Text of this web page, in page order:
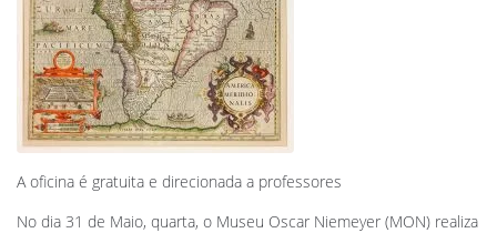
A oficina é gratuita e direcionada a professores
No dia 31 de Maio, quarta, o Museu Oscar Niemeyer (MON) realiza